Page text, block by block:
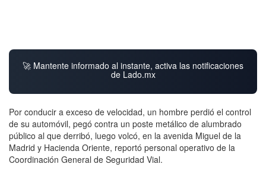
🚀 Mantente informado al instante, activa las notificaciones
de Lado.mx
Por conducir a exceso de velocidad, un hombre perdió el control
de su automóvil, pegó contra un poste metálico de alumbrado
público al que derribó, luego volcó, en la avenida Miguel de la
Madrid y Hacienda Oriente, reportó personal operativo de la
Coordinación General de Seguridad Vial.